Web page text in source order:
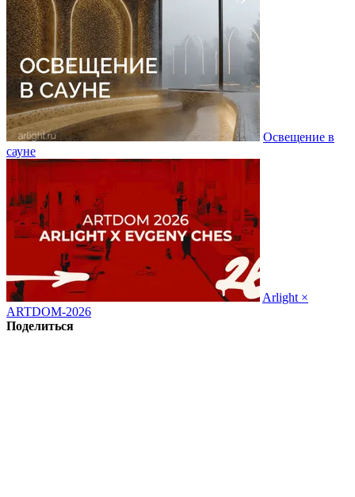
Освещение в
сауне
Arlight ×
ARTDOM-2026
Поделиться